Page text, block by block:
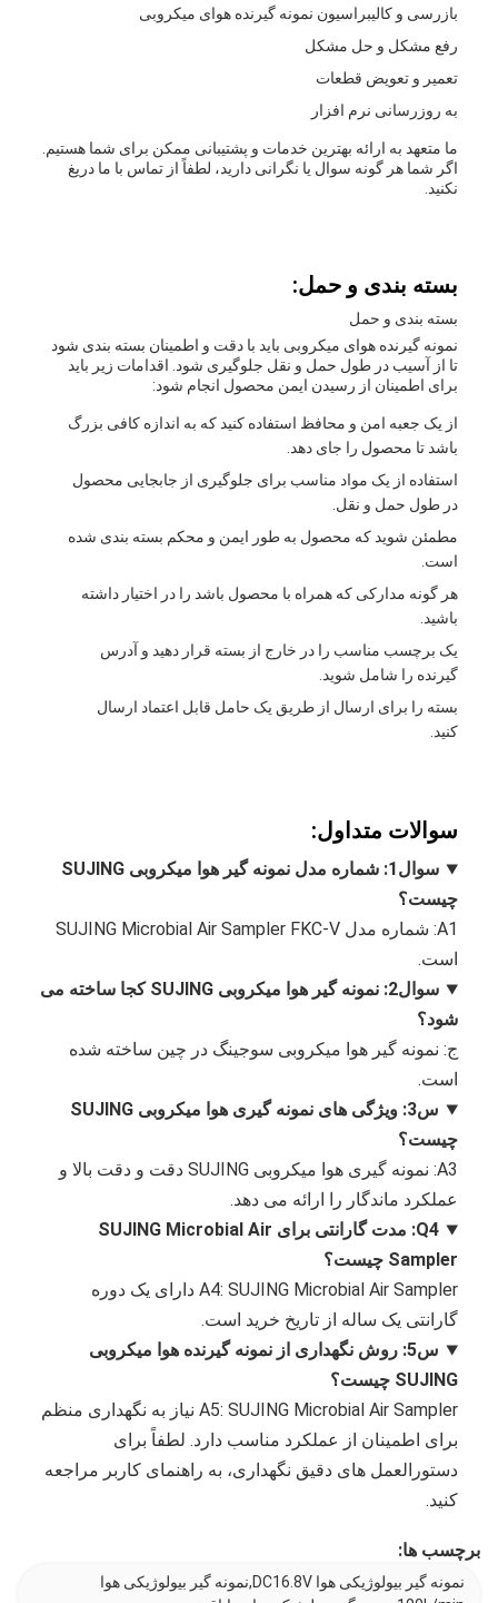
بازرسی و کالیبراسیون نمونه گیرنده هوای میکروبی
رفع مشکل و حل مشکل
تعمیر و تعویض قطعات
به روزرسانی نرم افزار
ما متعهد به ارائه بهترین خدمات و پشتیبانی ممکن برای شما هستیم.
اگر شما هر گونه سوال یا نگرانی دارید، لطفاً از تماس با ما دریغ
نکنید.
بسته بندی و حمل:
بسته بندی و حمل
نمونه گیرنده هوای میکروبی باید با دقت و اطمینان بسته بندی شود
تا از آسیب در طول حمل و نقل جلوگیری شود. اقدامات زیر باید
برای اطمینان از رسیدن ایمن محصول انجام شود:
از یک جعبه امن و محافظ استفاده کنید که به اندازه کافی بزرگ
باشد تا محصول را جای دهد.
استفاده از یک مواد مناسب برای جلوگیری از جابجایی محصول
در طول حمل و نقل.
مطمئن شوید که محصول به طور ایمن و محکم بسته بندی شده
است.
هر گونه مدارکی که همراه با محصول باشد را در اختیار داشته
باشید.
یک برچسب مناسب را در خارج از بسته قرار دهید و آدرس
گیرنده را شامل شوید.
بسته را برای ارسال از طریق یک حامل قابل اعتماد ارسال
کنید.
سوالات متداول:
سوال1: شماره مدل نمونه گیر هوا میکروبی SUJING
چیست؟
A1: شماره مدل SUJING Microbial Air Sampler FKC-V
است.
سوال2: نمونه گیر هوا میکروبی SUJING کجا ساخته می
شود؟
ج: نمونه گیر هوا میکروبی سوجینگ در چین ساخته شده
است.
س3: ویژگی های نمونه گیری هوا میکروبی SUJING
چیست؟
A3: نمونه گیری هوا میکروبی SUJING دقت و دقت بالا و
عملکرد ماندگار را ارائه می دهد.
Q4: مدت گارانتی برای SUJING Microbial Air
Sampler چیست؟
A4: SUJING Microbial Air Sampler دارای یک دوره
گارانتی یک ساله از تاریخ خرید است.
س5: روش نگهداری از نمونه گیرنده هوا میکروبی
SUJING چیست؟
A5: SUJING Microbial Air Sampler نیاز به نگهداری منظم
برای اطمینان از عملکرد مناسب دارد. لطفاً برای
دستورالعمل های دقیق نگهداری، به راهنمای کاربر مراجعه
کنید.
برچسب ها:
نمونه گیر بیولوژیکی هوا DC16.8V,نمونه گیر بیولوژیکی هوا